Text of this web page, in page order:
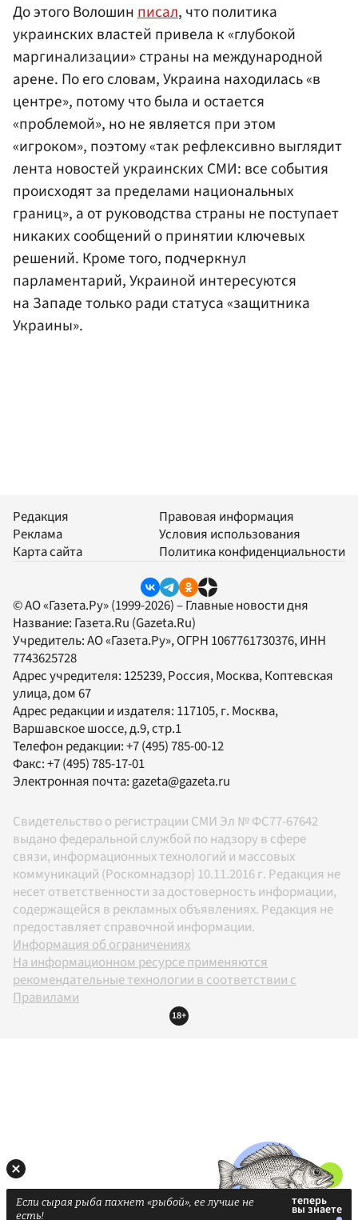
До этого Волошинписал, что политика
украинских властей привела к «глубокой
маргинализации» страны на международной
арене. По его словам, Украина находилась «в
центре», потому что была и остается
«проблемой», но не является при этом
«игроком», поэтому «так рефлексивно выглядит
лента новостей украинских СМИ: все события
происходят за пределами национальных
границ», а от руководства страны не поступает
никаких сообщений о принятии ключевых
решений. Кроме того, подчеркнул
парламентарий, Украиной интересуются
на Западе только ради статуса «защитника
Украины».
Редакция
Реклама
Карта сайта
Правовая информация
Условия использования
Политика конфиденциальности
© АО «Газета.Ру» (1999-2026) – Главные новости дня
Название: Газета.Ru (Gazeta.Ru)
Учредитель:АО «Газета.Ру», ОГРН 1067761730376, ИНН
7743625728
Адрес учредителя: 125239, Россия, Москва, Коптевская
улица, дом 67
Адрес редакции и издателя: 117105, г. Москва,
Варшавское шоссе, д.9, стр.1
Телефон редакции:+7 (495) 785-00-12
Факс:+7 (495) 785-17-01
Электронная почта: gazeta@gazeta.ru
Свидетельство о регистрации СМИ Эл № ФС77-67642
выдано федеральной службой по надзору в сфере
связи, информационных технологий и массовых
коммуникаций (Роскомнадзор) 10.11.2016 г. Редакция не
несет ответственности за достоверность информации,
содержащейся в рекламных объявлениях. Редакция не
предоставляет справочной информации.
Информация об ограничениях
На информационном ресурсе применяются
рекомендательные технологии в соответствии с
Правилами
18+
Если сырая рыба пахнет «рыбой», ее лучше не
есть!